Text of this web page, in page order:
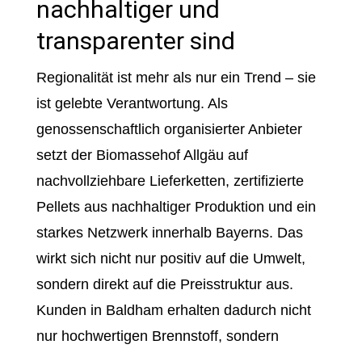
nachhaltiger und
transparenter sind
Regionalität ist mehr als nur ein Trend – sie
ist gelebte Verantwortung. Als
genossenschaftlich organisierter Anbieter
setzt der Biomassehof Allgäu auf
nachvollziehbare Lieferketten, zertifizierte
Pellets aus nachhaltiger Produktion und ein
starkes Netzwerk innerhalb Bayerns. Das
wirkt sich nicht nur positiv auf die Umwelt,
sondern direkt auf die Preisstruktur aus.
Kunden in Baldham erhalten dadurch nicht
nur hochwertigen Brennstoff, sondern